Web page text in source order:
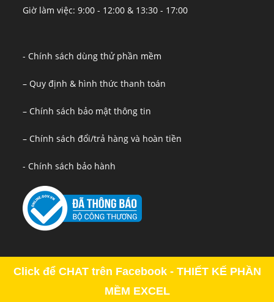
Giờ làm việc: 9:00 - 12:00 & 13:30 - 17:00
- Chính sách dùng thử phần mềm
– Quy định & hình thức thanh toán
– Chính sách bảo mật thông tin
– Chính sách đổi/trả hàng và hoàn tiền
- Chính sách bảo hành
Copyright - OceanWP Theme by OceanWP
Click để CHAT trên Facebook - THIẾT KẾ PHẦN
MỀM EXCEL